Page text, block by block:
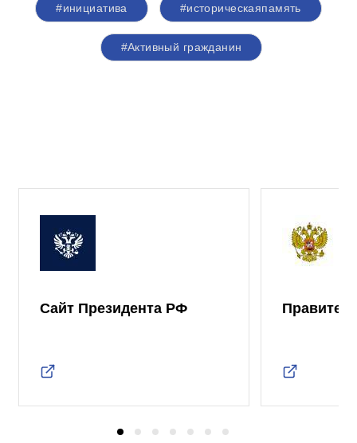
#инициатива #историческаяпамять
#Активный гражданин
Сайт Президента РФ